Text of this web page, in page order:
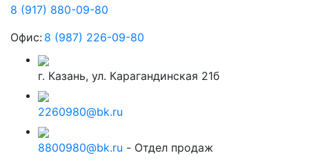
8 (917) 880-09-80
Офис: 8 (987) 226-09-80
г. Казань, ул. Карагандинская 21б
2260980@bk.ru
8800980@bk.ru - Отдел продаж